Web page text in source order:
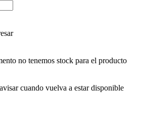
no tenemos stock para el producto
cuando vuelva a estar disponible